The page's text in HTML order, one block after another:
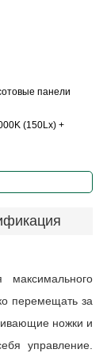
панели
(150Lx) +
перемещать за
ножки и
управление.